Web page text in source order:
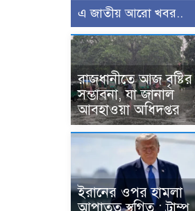
এ জাতীয় আরো খবর..
রাজধানীতে আজ বৃষ্টির
সম্ভাবনা, যা জানাল
আবহাওয়া অধিদপ্তর
ইরানের ওপর হামলা